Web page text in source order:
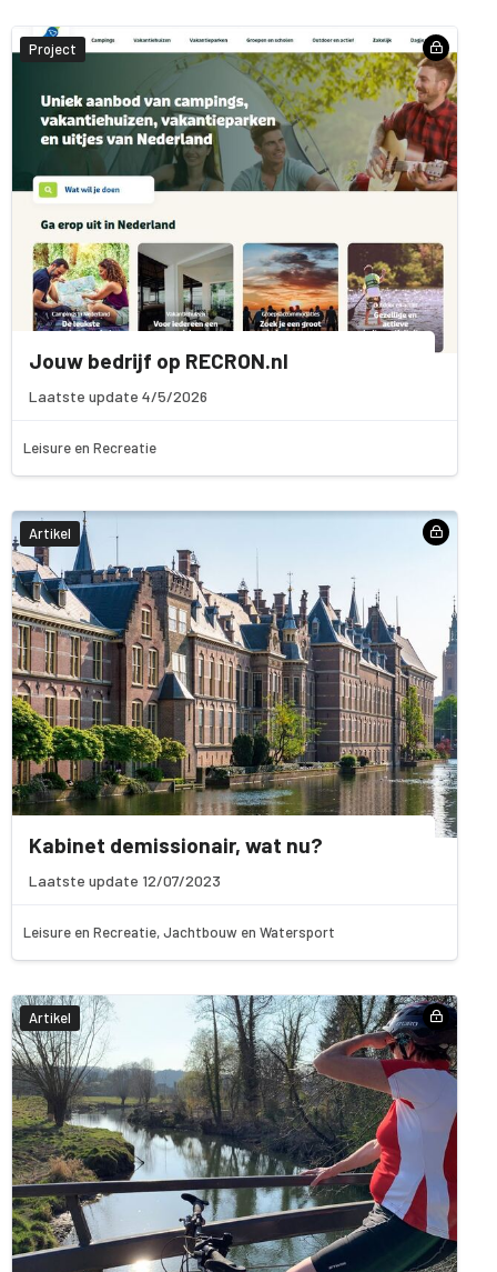
Project
Jouw bedrijf op RECRON.nl
Laatste update 4/5/2026
Leisure en Recreatie
Artikel
Kabinet demissionair, wat nu?
Laatste update 12/07/2023
Leisure en Recreatie, Jachtbouw en Watersport
Artikel